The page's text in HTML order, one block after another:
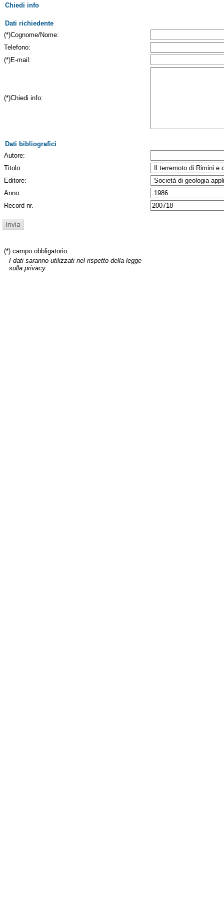
Chiedi info
Dati richiedente
(*)Cognome/Nome:
Telefono:
(*)E-mail:
(*)Chiedi info:
Dati bibliografici
Autore:
Titolo:
Editore:
Anno:
Record nr.
(*) campo obbligatorio
I dati saranno utilizzati nel rispetto della legge
sulla privacy.